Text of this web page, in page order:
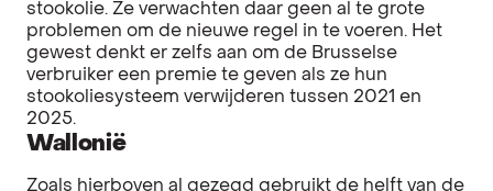
stookolie. Ze verwachten daar geen al te grote
problemen om de nieuwe regel in te voeren. Het
gewest denkt er zelfs aan om de Brusselse
verbruiker een premie te geven als ze hun
stookoliesysteem verwijderen tussen 2021 en
2025.
Wallonië
Zoals hierboven al gezegd gebruikt de helft van de